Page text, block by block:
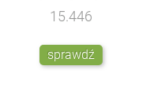
15.446
sprawdź